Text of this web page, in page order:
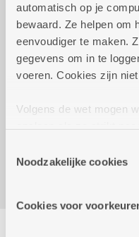
automatisch op je
bewaard. Ze helpen om
eenvoudiger te maken.
gegevens om in te
voeren. Cookies zijn
Volgens de wet mogen
cookies hebben we
cookies worden
informatie over jouw
Noodzakelijke cookies
Cookies voor
maandag 5
Gratis
Inschrijven
Kombine
2140 Borgerhout